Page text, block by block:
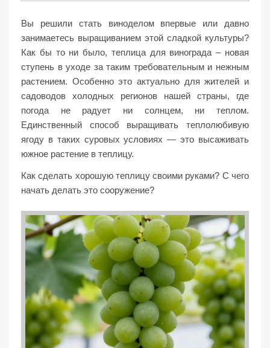
Вы решили стать виноделом впервые или давно
занимаетесь выращиванием этой сладкой культуры?
Как бы то ни было, теплица для винограда – новая
ступень в уходе за таким требовательным и нежным
растением. Особенно это актуально для жителей и
садоводов холодных регионов нашей страны, где
погода не радует ни солнцем, ни теплом.
Единственный способ выращивать теплолюбивую
ягоду в таких суровых условиях — это высаживать
южное растение в теплицу.
Как сделать хорошую теплицу своими руками? С чего
начать делать это сооружение?